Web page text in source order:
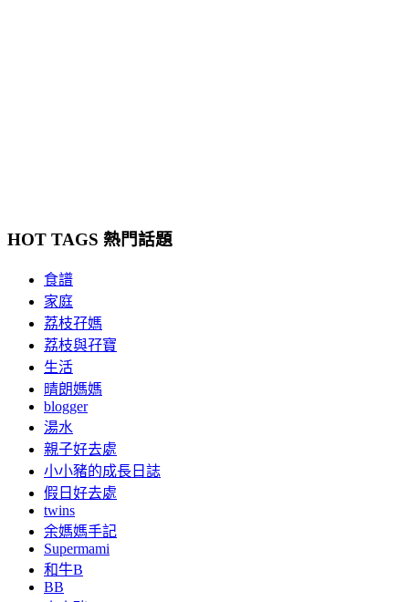
HOT TAGS 熱門話題
食譜
家庭
荔枝孖媽
荔枝與孖寶
生活
晴朗媽媽
blogger
湯水
親子好去處
小小豬的成長日誌
假日好去處
twins
余媽媽手記
Supermami
和牛B
BB